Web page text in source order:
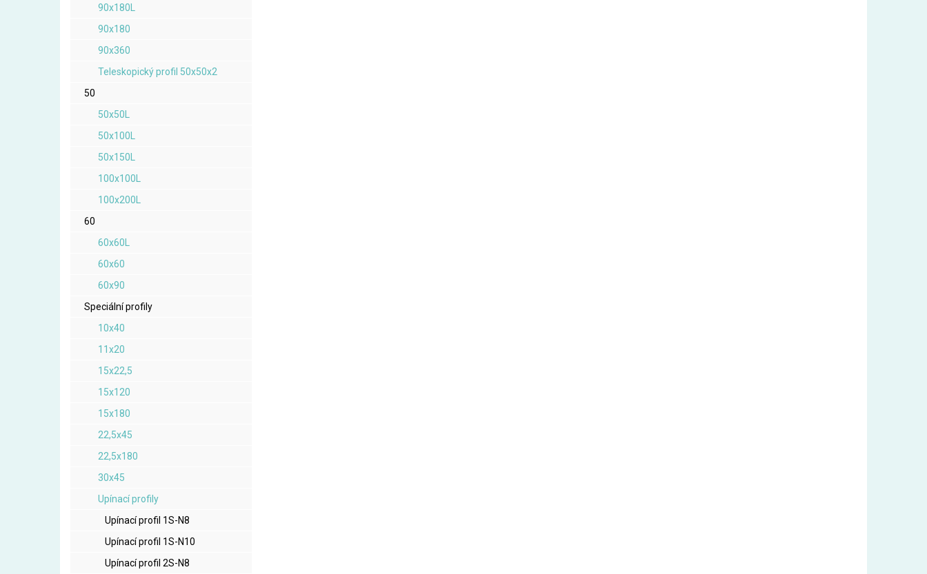
90x180L
90x180
90x360
Teleskopický profil 50x50x2
50
50x50L
50x100L
50x150L
100x100L
100x200L
60
60x60L
60x60
60x90
Speciální profily
10x40
11x20
15x22,5
15x120
15x180
22,5x45
22,5x180
30x45
Upínací profily
Upínací profil 1S-N8
Upínací profil 1S-N10
Upínací profil 2S-N8